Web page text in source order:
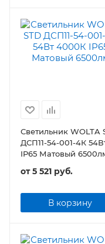
Светильник WOLTA
ДСП11-54-001-4К
IP65 Матовый
от5 521 руб.
В корзину